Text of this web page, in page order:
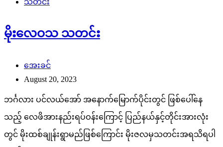
သတင်း
မိုးလေဝသ သတင်း
အေးခင်
August 20, 2023
ဘင်္ဂလား ပင်လယ်အော် အနောက်မြောက်ပိုင်းတွင် ဖြစ်ပေါ်နေ
သည့် လေဖိအားနည်းရပ်ဝန်းကြောင့် ပြည်နယ်နှင့်တိုင်းအားလုံး
တွင် မိုးထစ်ချုန်းရွာမည်ဖြစ်ကြောင်း မိုးဇလမှသတင်းအရသိရပါ